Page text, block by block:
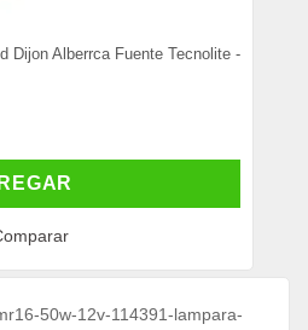
Dijon Alberrca Fuente Tecnolite -